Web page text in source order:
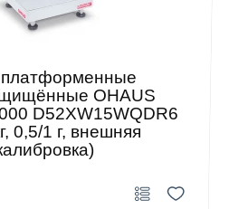
OHAUS
D52XW15WQDR6
0,5/1 г, внешняя